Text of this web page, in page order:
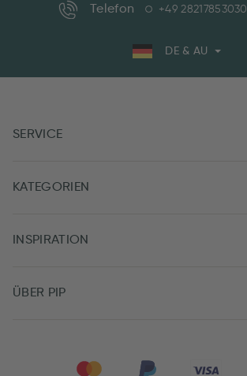
Telefon +49 28217853030
DE & AU
SERVICE
KATEGORIEN
INSPIRATION
ÜBER PIP